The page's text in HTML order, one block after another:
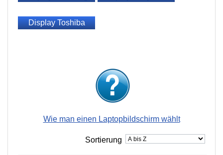
Display Toshiba
Wie man einen Laptopbildschirm wählt
Sortierung